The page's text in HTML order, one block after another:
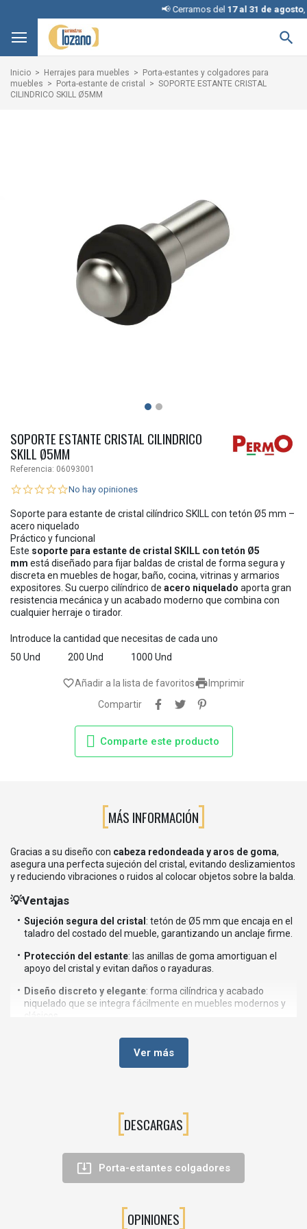
📢 Cerramos del17 al 31 de agosto,

Inicio Herrajes para muebles
Porta-estantes y colgadores para
muebles
Porta-estante de cristal
SOPORTE ESTANTE CRISTAL
CILINDRICO SKILL Ø5MM
SOPORTE ESTANTE CRISTAL CILINDRICO
SKILL Ø5MM
Referencia: 06093001
No hay opiniones
Soporte para estante de cristal cilíndrico SKILL con tetón Ø5 mm –
acero niquelado
Práctico y funcional
Este soporte para estante de cristal SKILL con tetón Ø5
mm está diseñado para fijar baldas de cristal de forma segura y
discreta en muebles de hogar, baño, cocina, vitrinas y armarios
expositores. Su cuerpo cilíndrico de acero niquelado aporta gran
resistencia mecánica y un acabado moderno que combina con
cualquier herraje o tirador.
Introduce la cantidad que necesitas de cada uno
50 Und
200 Und 1000 Und
 Imprimir
favorite_borderAñadir a la lista de favoritos
Compartir
Comparte este producto
MÁS INFORMACIÓN
Gracias a su diseño con cabeza redondeada y aros de goma,
asegura una perfecta sujeción del cristal, evitando deslizamientos
y reduciendo vibraciones o ruidos al colocar objetos sobre la balda.
💡Ventajas
Sujeción segura del cristal : tetón de Ø5 mm que encaja en el
taladro del costado del mueble, garantizando un anclaje firme.
Protección del estante: las anillas de goma amortiguan el
apoyo del cristal y evitan daños o rayaduras.
Diseño discreto y elegante: forma cilíndrica y acabado
niquelado que se integra fácilmente en muebles modernos y
clásicos.
: basta con realizar el taladro de Ø5 mm y
colocar el soporte a presión en el lateral del mueble.
⚙️Características técnicas
Tipo de producto: soporte para estante de cristal con tetón
Modelo: SKILL cilindro
Tetón de fijación: Ø5 mm
Ver más
DESCARGAS
 Porta-estantes colgadores
OPINIONES